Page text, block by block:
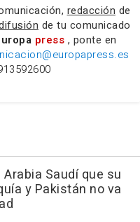
redacción de
de tu comunicado
press , ponte en
Saudí que su
y Pakistán no va